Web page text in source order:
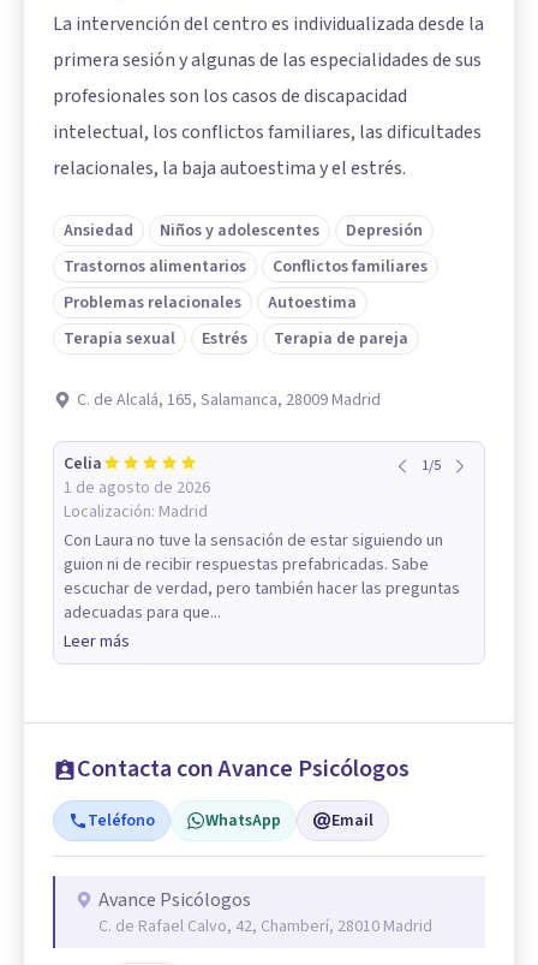
La intervención del centro es individualizada desde la
primera sesión y algunas de las especialidades de sus
profesionales son los casos de discapacidad
intelectual, los conflictos familiares, las dificultades
relacionales, la baja autoestima y el estrés.
Ansiedad Niños y adolescentes
Depresión
Trastornos alimentarios
Conflictos familiares
Problemas relacionales
Autoestima
Terapia sexual
Estrés Terapia de pareja
C. de Alcalá, 165, Salamanca, 28009 Madrid
Celia
1 de agosto de 2026
Localización: Madrid
1/5
Con Laura no tuve la sensación de estar siguiendo un
guion ni de recibir respuestas prefabricadas. Sabe
escuchar de verdad, pero también hacer las preguntas
adecuadas para que...
Leer más
Contacta con Avance Psicólogos
Teléfono WhatsApp Email
Avance Psicólogos
C. de Rafael Calvo, 42, Chamberí, 28010 Madrid